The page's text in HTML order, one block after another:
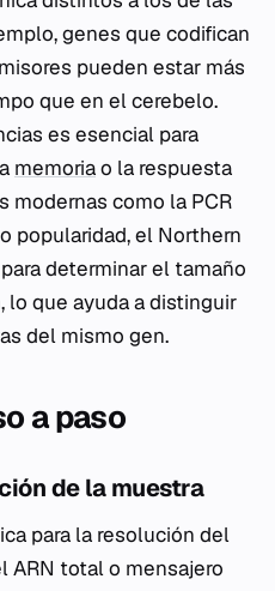
genes que codifican
pueden estar más
que en el cerebelo.
es esencial para
memoriao la respuesta
modernas como la PCR
popularidad, el Northern
determinar el tamaño
lo que ayuda a distinguir
del mismo gen.
a paso
de la muestra
para la resolución del
ARN total o mensajero